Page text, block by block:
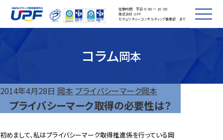
営業時間 平日 9：00 ～ 18：00
株式会社 UPF
セキュリティーコンサルティング事業部 まで
コラム岡本
2014年4月28日 岡本 プライバシーマーク岡本
プライバシーマーク取得の必要性は？
初めまして、私はプライバシーマーク取得推進係を行っている岡